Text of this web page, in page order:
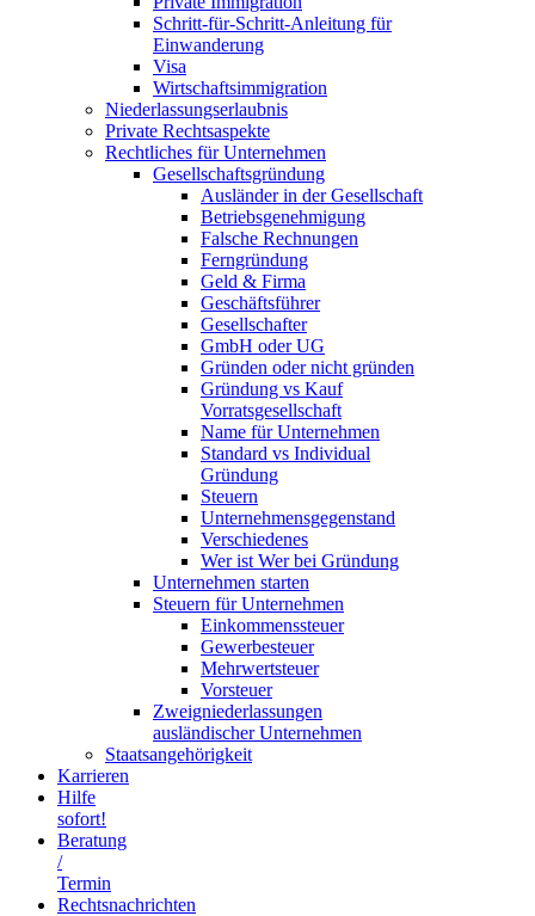
Schritt-für-Schritt-Anleitung für
Einwanderung
Visa
Wirtschaftsimmigration
Niederlassungserlaubnis
Private Rechtsaspekte
Rechtliches für Unternehmen
Gesellschaftsgründung
Ausländer in der Gesellschaft
Betriebsgenehmigung
Falsche Rechnungen
Ferngründung
Geld & Firma
Geschäftsführer
Gesellschafter
GmbH oder UG
Gründen oder nicht gründen
Gründung vs Kauf
Vorratsgesellschaft
Name für Unternehmen
Standard vs Individual
Gründung
Steuern
Unternehmensgegenstand
Verschiedenes
Wer ist Wer bei Gründung
Unternehmen starten
Steuern für Unternehmen
Einkommenssteuer
Gewerbesteuer
Mehrwertsteuer
Vorsteuer
Zweigniederlassungen
ausländischer Unternehmen
Staatsangehörigkeit
Karrieren
Hilfe
sofort!
Beratung
/
Termin
Rechtsnachrichten